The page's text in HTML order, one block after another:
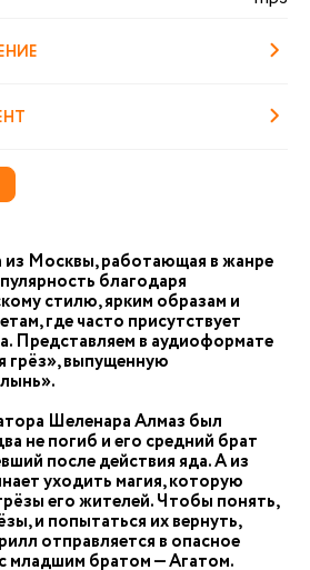
из Москвы, работающая в жанре
благодаря
стилю, ярким образам и
где часто присутствует
Представляем в аудиоформате
грёз», выпущенную
Шеленара Алмаз был
не погиб и его средний брат
после действия яда. А из
уходить магия, которую
его жителей. Чтобы понять,
и попытаться их вернуть,
отправляется в опасное
младшим братом — Агатом.